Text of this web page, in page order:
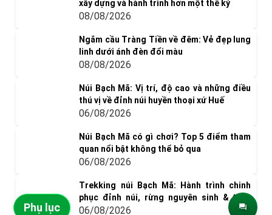
xây dựng và hành trình hơn một thế kỷ
08/08/2026
Ngắm cầu Tràng Tiền về đêm: Vẻ đẹp lung
linh dưới ánh đèn đổi màu
08/08/2026
Núi Bạch Mã: Vị trí, độ cao và những điều
thú vị về đỉnh núi huyền thoại xứ Huế
06/08/2026
Núi Bạch Mã có gì chơi? Top 5 điểm tham
quan nổi bật không thể bỏ qua
06/08/2026
Trekking núi Bạch Mã: Hành trình chinh
phục đỉnh núi, rừng nguyên sinh & thác
nước tuyệt đẹp
06/08/2026
Phụ lục